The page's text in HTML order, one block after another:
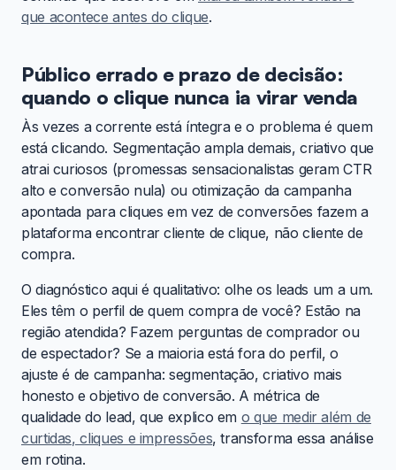
que acontece antes do clique.
Público errado e prazo de decisão:
quando o clique nunca ia virar venda
Às vezes a corrente está íntegra e o problema é quem
está clicando. Segmentação ampla demais, criativo que
atrai curiosos (promessas sensacionalistas geram CTR
alto e conversão nula) ou otimização da campanha
apontada para cliques em vez de conversões fazem a
plataforma encontrar cliente de clique, não cliente de
compra.
O diagnóstico aqui é qualitativo: olhe os leads um a um.
Eles têm o perfil de quem compra de você? Estão na
região atendida? Fazem perguntas de comprador ou
de espectador? Se a maioria está fora do perfil, o
ajuste é de campanha: segmentação, criativo mais
honesto e objetivo de conversão. A métrica de
qualidade do lead, que explico em o que medir além de
curtidas, cliques e impressões, transforma essa análise
em rotina.